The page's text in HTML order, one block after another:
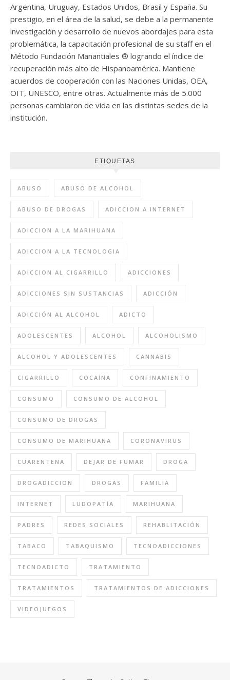
Argentina, Uruguay, Estados Unidos, Brasil y España. Su
prestigio, en el área de la salud, se debe a la permanente
investigación y desarrollo de nuevos abordajes para esta
problemática, la capacitación profesional de su staff en el
Método Fundación Manantiales ® logrando el índice de
recuperación más alto de Hispanoamérica. Mantiene
acuerdos de cooperación con las Naciones Unidas, OEA,
OIT, UNESCO, entre otras. Actualmente más de 5.000
personas cambiaron de vida en las distintas sedes de la
institución.
ETIQUETAS
ABUSO ABUSO DE ALCOHOL
ABUSO DE DROGAS ADICCION A INTERNET
ADICCION A LA MARIHUANA
ADICCION A LA TECNOLOGIA
ADICCION AL CIGARRILLO ADICCIONES
ADICCIONES SIN SUSTANCIAS ADICCIÓN
ADICCIÓN AL ALCOHOL ADICTO
ADOLESCENTES ALCOHOL ALCOHOLISMO
ALCOHOL Y ADOLESCENTES CANNABIS
CIGARRILLO COCAÍNA CONFINAMIENTO
CONSUMO CONSUMO DE ALCOHOL
CONSUMO DE DROGAS
CONSUMO DE MARIHUANA CORONAVIRUS
CUARENTENA DEJAR DE FUMAR DROGA
DROGADICCION DROGAS FAMILIA
INTERNET LUDOPATÍA MARIHUANA
PADRES REDES SOCIALES REHABLITACIÓN
TABACO TABAQUISMO TECNOADICCIONES
TECNOADICTO TRATAMIENTO
TRATAMIENTOS TRATAMIENTOS DE ADICCIONES
VIDEOJUEGOS